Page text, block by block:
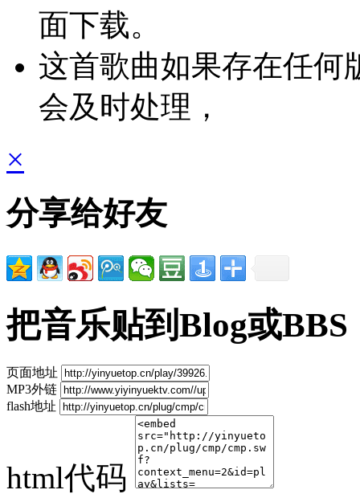
面下载。
这首歌曲如果存在任何
会及时处理，
×
分享给好友
把音乐贴到Blog或BBS
页面地址
MP3外链
flash地址
html代码